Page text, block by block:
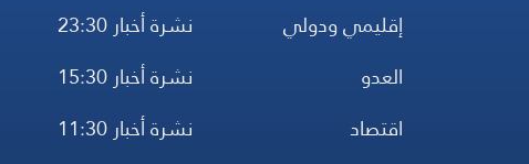
إقليمي ودولي
العدو
اقتصاد
نشرة أخبار 23:30
نشرة أخبار 15:30
نشرة أخبار 11:30